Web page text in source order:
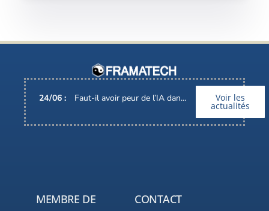
24/06 : Faut-il avoir peur de l’IA dans nos métiers ? Voir les
actualités
MEMBRE DE CONTACT